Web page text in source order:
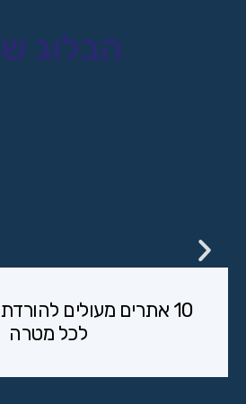
הבלוג
10 אתרים מעולים
לכל מטרה